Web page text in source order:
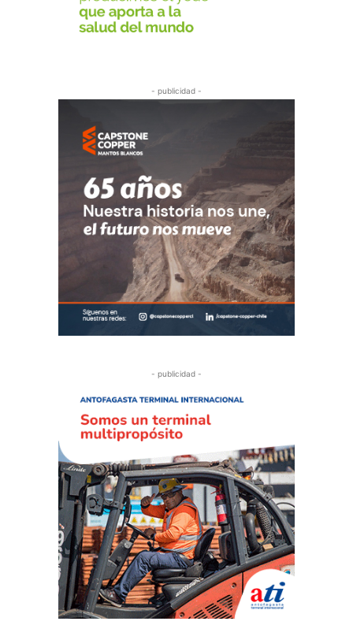
- publicidad -
- publicidad -